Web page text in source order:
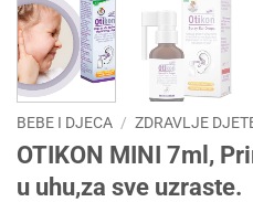
BEBE I DJECA / ZDRAVLJE
OTIKON MINI 7ml,
u uhu,za sve uzraste.